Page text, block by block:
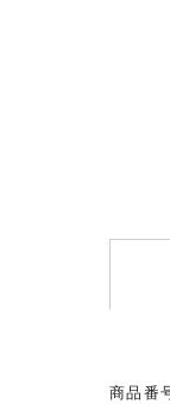
商品番